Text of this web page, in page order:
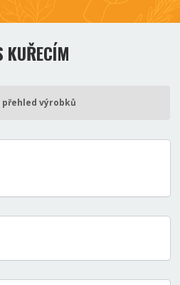
KUŘECÍM
přehled výrobků